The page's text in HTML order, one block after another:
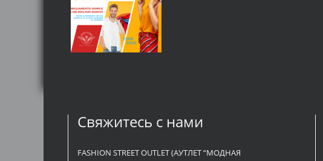
Свяжитесь с нами
FASHION STREET OUTLET (АУТЛЕТ “МОДНАЯ